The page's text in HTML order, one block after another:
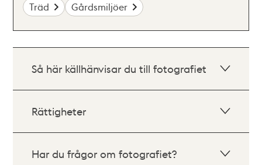
Träd Gårdsmiljöer
Så här källhänvisar du till fotografiet
Rättigheter
Har du frågor om fotografiet?